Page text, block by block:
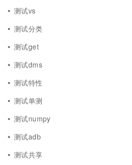
测试vs
测试分类
测试get
测试dms
测试特性
测试单测
测试numpy
测试adb
测试共享